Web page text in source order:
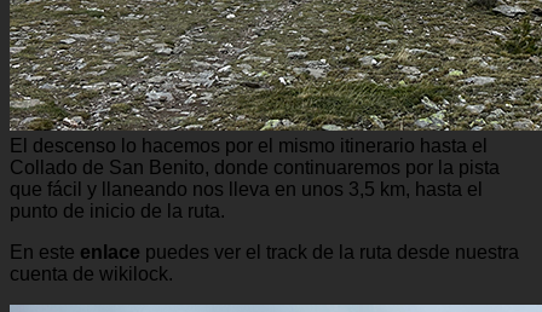
El descenso lo hacemos por el mismo itinerario hasta el
Collado de San Benito, donde continuaremos por la pista
que fácil y llaneando nos lleva en unos 3,5 km, hasta el
punto de inicio de la ruta.
En este enlace puedes ver el track de la ruta desde nuestra
cuenta de wikilock.